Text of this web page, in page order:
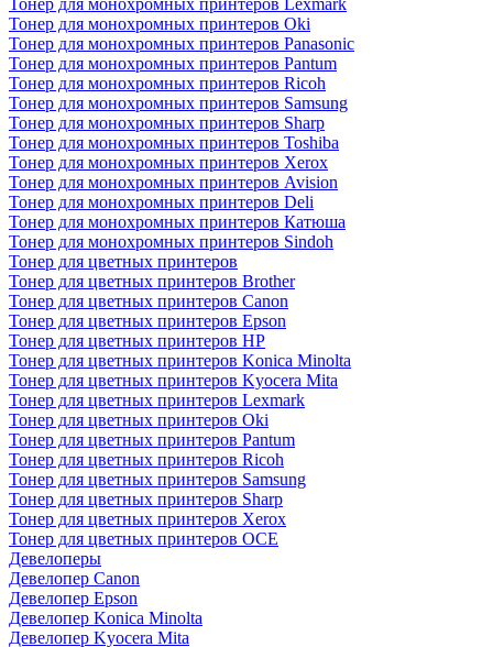
Тонер для монохромных принтеров Lexmark
Тонер для монохромных принтеров Oki
Тонер для монохромных принтеров Panasonic
Тонер для монохромных принтеров Pantum
Тонер для монохромных принтеров Ricoh
Тонер для монохромных принтеров Samsung
Тонер для монохромных принтеров Sharp
Тонер для монохромных принтеров Toshiba
Тонер для монохромных принтеров Xerox
Тонер для монохромных принтеров Avision
Тонер для монохромных принтеров Deli
Тонер для монохромных принтеров Катюша
Тонер для монохромных принтеров Sindoh
Тонер для цветных принтеров
Тонер для цветных принтеров Brother
Тонер для цветных принтеров Canon
Тонер для цветных принтеров Epson
Тонер для цветных принтеров HP
Тонер для цветных принтеров Konica Minolta
Тонер для цветных принтеров Kyocera Mita
Тонер для цветных принтеров Lexmark
Тонер для цветных принтеров Oki
Тонер для цветных принтеров Pantum
Тонер для цветных принтеров Ricoh
Тонер для цветных принтеров Samsung
Тонер для цветных принтеров Sharp
Тонер для цветных принтеров Xerox
Тонер для цветных принтеров OCE
Девелоперы
Девелопер Canon
Девелопер Epson
Девелопер Konica Minolta
Девелопер Kyocera Mita